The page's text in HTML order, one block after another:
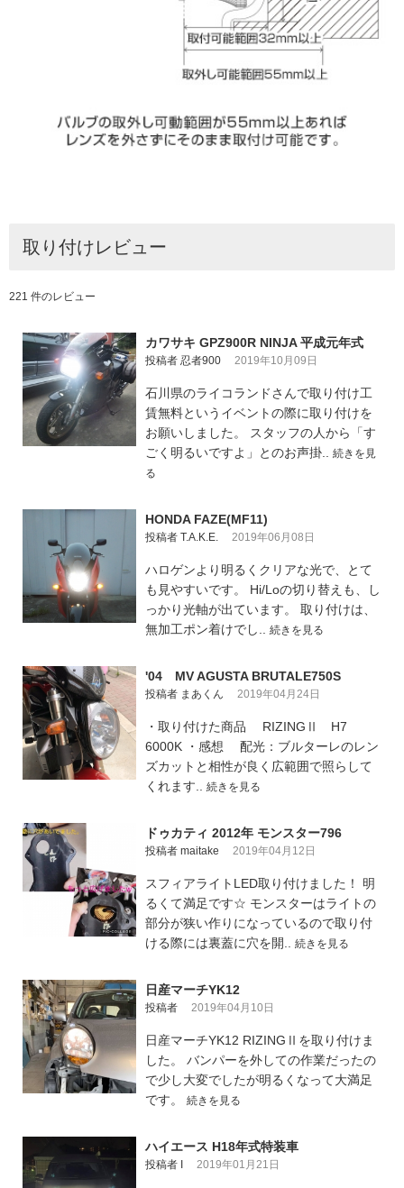
取り付けレビュー
221 件のレビュー
カワサキ GPZ900R NINJA 平成元年式
投稿者 忍者900 2019年10月09日
石川県のライコランドさんで取り付け工
賃無料というイベントの際に取り付けを
お願いしました。 スタッフの人から「す
ごく明るいですよ」とのお声掛.. 続きを見
る
HONDA FAZE(MF11)
投稿者 T.A.K.E. 2019年06月08日
ハロゲンより明るくクリアな光で、とて
も見やすいです。 Hi/Loの切り替えも、し
っかり光軸が出ています。 取り付けは、
無加工ポン着けでし.. 続きを見る
'04 MV AGUSTA BRUTALE750S
投稿者 まあくん 2019年04月24日
・取り付けた商品 RIZINGⅡ H7
6000K ・感想 配光：ブルターレのレン
ズカットと相性が良く広範囲で照らして
くれます.. 続きを見る
ドゥカティ 2012年 モンスター796
投稿者 maitake 2019年04月12日
スフィアライトLED取り付けました！ 明
るくて満足です☆ モンスターはライトの
部分が狭い作りになっているので取り付
ける際には裏蓋に穴を開.. 続きを見る
日産マーチYK12
投稿者 2019年04月10日
日産マーチYK12 RIZINGⅡを取り付けま
した。 バンパーを外しての作業だったの
で少し大変でしたが明るくなって大満足
です。 続きを見る
ハイエース H18年式特装車
投稿者 I 2019年01月21日